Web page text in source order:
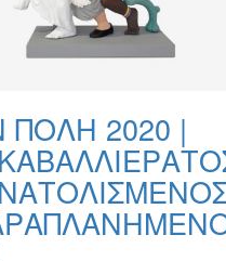
2020 |